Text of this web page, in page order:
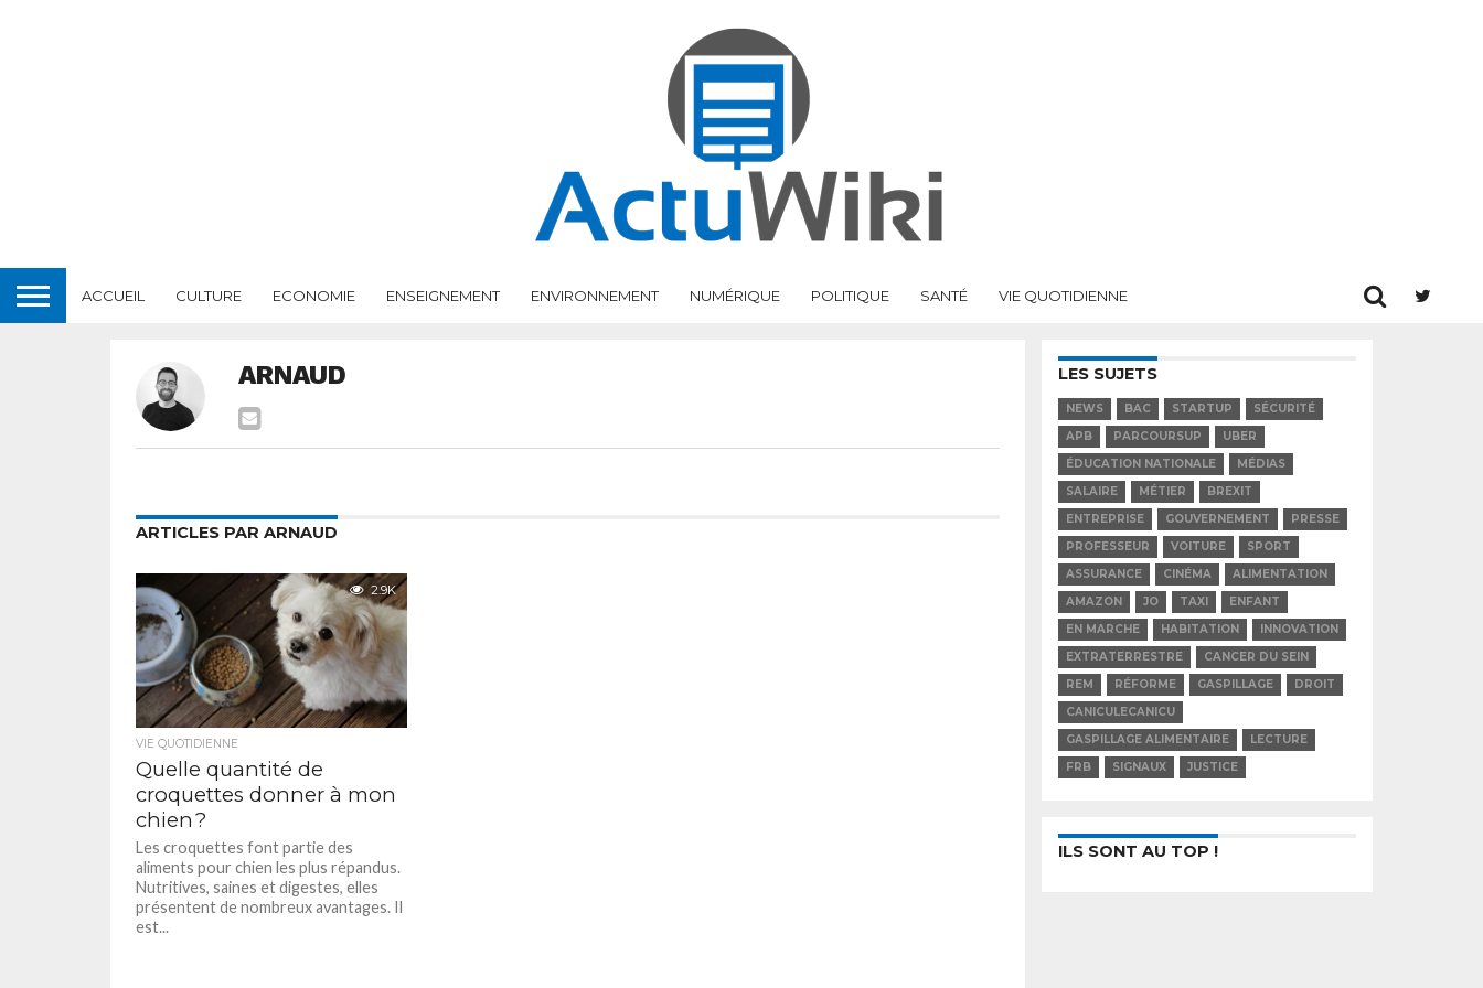
ACCUEIL CULTURE ECONOMIE ENSEIGNEMENT ENVIRONNEMENT NUMÉRIQUE POLITIQUE SANTÉ VIE QUOTIDIENNE
ARNAUD
ARTICLES PAR ARNAUD
2.9K
VIE QUOTIDIENNE
Quelle quantité de
croquettes donner à mon
chien ?
Les croquettes font partie des
aliments pour chien les plus répandus.
Nutritives, saines et digestes, elles
présentent de nombreux avantages. Il
est...
LES SUJETS
NEWS BAC STARTUP
SÉCURITÉ
APB
PARCOURSUP
UBER
ÉDUCATION NATIONALE
MÉDIAS
SALAIRE
MÉTIER
BREXIT
ENTREPRISE
GOUVERNEMENT
PRESSE
PROFESSEUR
VOITURE
SPORT
ASSURANCE
CINÉMA
ALIMENTATION
AMAZON
JO TAXI
ENFANT
EN MARCHE
HABITATION
INNOVATION
EXTRATERRESTRE
CANCER DU SEIN
REM
RÉFORME GASPILLAGE
DROIT
CANICULECANICU
GASPILLAGE ALIMENTAIRE
LECTURE
FRB
SIGNAUX JUSTICE
ILS SONT AU TOP !